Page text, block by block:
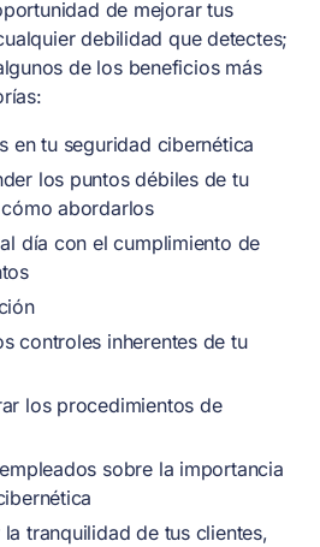
de mejorar tus
debilidad que detectes;
de los beneficios más
en tu seguridad cibernética
los puntos débiles de tu
abordarlos
día con el cumplimiento de
controles inherentes de tu
los procedimientos de
sobre la importancia
la tranquilidad de tus clientes,